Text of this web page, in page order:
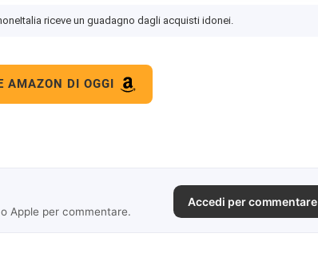
riceve un guadagno dagli acquisti idonei.
AMAZON DI OGGI
Apple per commentare.
Accedi per commentare